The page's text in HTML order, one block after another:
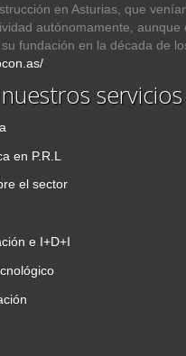
en Asturias, que
autónomamente, aunque
fundación en la década de
servicios
en P.R.L
el sector
e I+D+I